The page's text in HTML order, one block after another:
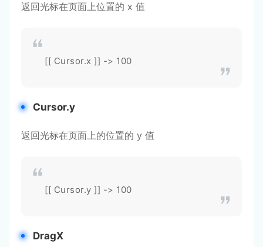
返回光标在页面上位置的 x 值
[[ Cursor.x ]] -> 100
Cursor.y
返回光标在页面上的位置的 y 值
[[ Cursor.y ]] -> 100
DragX